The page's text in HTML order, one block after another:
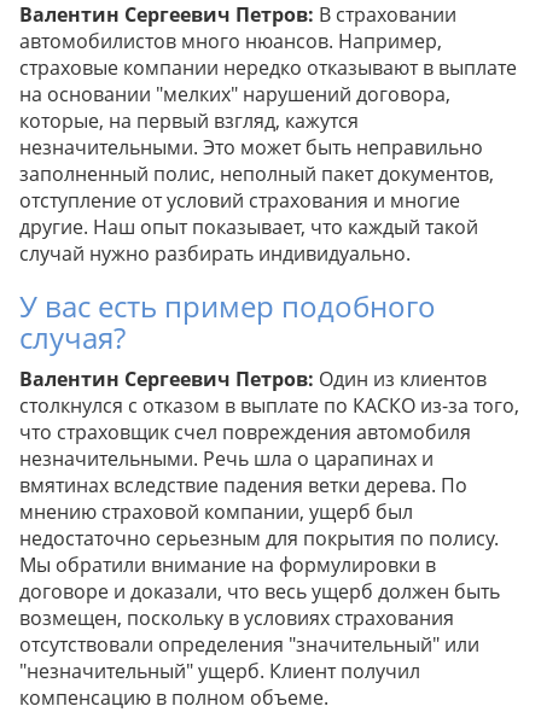
Валентин Сергеевич Петров: В страховании
автомобилистов много нюансов. Например,
страховые компании нередко отказывают в выплате
на основании "мелких" нарушений договора,
которые, на первый взгляд, кажутся
незначительными. Это может быть неправильно
заполненный полис, неполный пакет документов,
отступление от условий страхования и многие
другие. Наш опыт показывает, что каждый такой
случай нужно разбирать индивидуально.
У вас есть пример подобного
случая?
Валентин Сергеевич Петров: Один из клиентов
столкнулся с отказом в выплате по КАСКО из-за того,
что страховщик счел повреждения автомобиля
незначительными. Речь шла о царапинах и
вмятинах вследствие падения ветки дерева. По
мнению страховой компании, ущерб был
недостаточно серьезным для покрытия по полису.
Мы обратили внимание на формулировки в
договоре и доказали, что весь ущерб должен быть
возмещен, поскольку в условиях страхования
отсутствовали определения "значительный" или
"незначительный" ущерб. Клиент получил
компенсацию в полном объеме.